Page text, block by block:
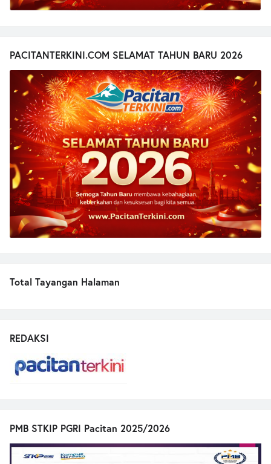
PACITANTERKINI.COM SELAMAT TAHUN BARU 2026
Total Tayangan Halaman
REDAKSI
PMB STKIP PGRI Pacitan 2025/2026